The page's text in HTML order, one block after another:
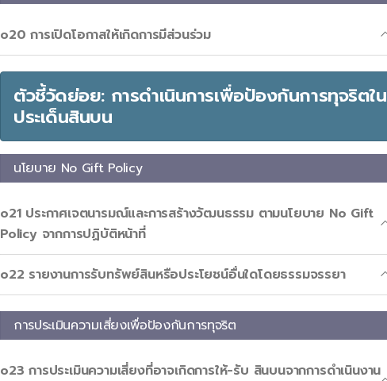
o20 การเปิดโอกาสให้เกิดการมีส่วนร่วม
ตัวชี้วัดย่อย: การดำเนินการเพื่อป้องกันการทุจริตใน
ประเด็นสินบน
นโยบาย No Gift Policy
o21 ประกาศเจตนารมณ์และการสร้างวัฒนธรรม ตามนโยบาย No Gift
Policy จากการปฏิบัติหน้าที่
o22 รายงานการรับทรัพย์สินหรือประโยชน์อื่นใดโดยธรรมจรรยา
การประเมินความเสี่ยงเพื่อป้องกันการทุจริต
o23 การประเมินความเสี่ยงที่อาจเกิดการให้-รับ สินบนจากการดำเนินงาน